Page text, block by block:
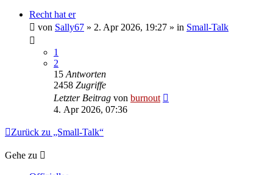
Recht hat er
von Sally67 » 2. Apr 2026, 19:27 » in Small-Talk
1
2
15Antworten
2458 Zugriffe
Letzter Beitrag von burnout
4. Apr 2026, 07:36
Zurück zu „Small-Talk“
Gehe zu